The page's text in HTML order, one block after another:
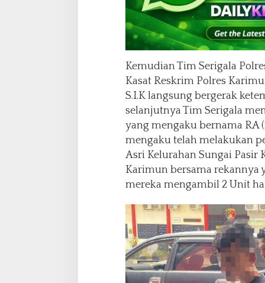
Kemudian Tim Serigala
Kasat Reskrim Polres
S.I.K langsung bergerak
selanjutnya Tim Serigala
yang mengaku bernama RA
mengaku telah melakukan
Asri Kelurahan Sungai Pasir
Karimun bersama rekannya
mereka mengambil 2 Unit